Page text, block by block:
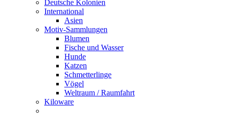
Deutsche Kolonien
International
Asien
Motiv-Sammlungen
Blumen
Fische und Wasser
Hunde
Katzen
Schmetterlinge
Vögel
Weltraum / Raumfahrt
Kiloware